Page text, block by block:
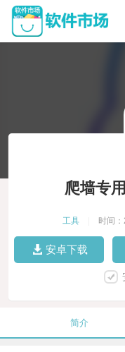
爬墙专
工具 时间
安卓下载
简介